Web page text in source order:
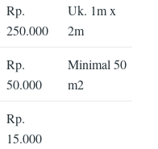
Rp.
250.000
Uk. 1m x
2m
Rp.
50.000
Minimal 50
m2
Rp.
15.000